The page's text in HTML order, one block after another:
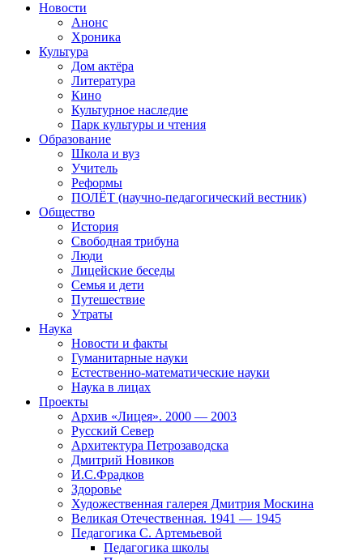
Новости
Анонс
Хроника
Культура
Дом актёра
Литература
Кино
Культурное наследие
Парк культуры и чтения
Образование
Школа и вуз
Учитель
Реформы
ПОЛЁТ (научно-педагогический вестник)
Общество
История
Свободная трибуна
Люди
Лицейские беседы
Семья и дети
Путешествие
Утраты
Наука
Новости и факты
Гуманитарные науки
Естественно-математические науки
Наука в лицах
Проекты
Архив «Лицея». 2000 — 2003
Русский Север
Архитектура Петрозаводска
Дмитрий Новиков
И.С.Фрадков
Здоровье
Художественная галерея Дмитрия Москина
Великая Отечественная. 1941 — 1945
Педагогика С. Артемьевой
Педагогика школы